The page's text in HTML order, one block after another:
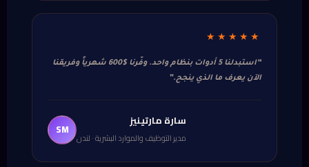
★★★★★
“استبدلنا 5 أدوات بنظام واحد. وفّرنا $600 شهرياً وفريقنا
الآن يعرف ما الذي ينجح.”
SM سارة مارتينيز
مدير التوظيف والموارد البشرية · لندن